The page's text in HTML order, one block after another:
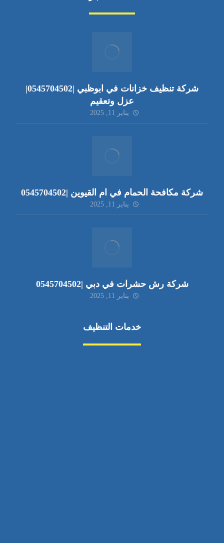
شركة تنظيف خزانات في ابوظبي |0545704502|
عزل وتعقيم
يناير 11, 2025
شركة مكافحة الحمام في ام القيوين |0545704502
يناير 11, 2025
شركة رش حشرات في دبي |0545704502
يناير 11, 2025
خدمات التنظيف